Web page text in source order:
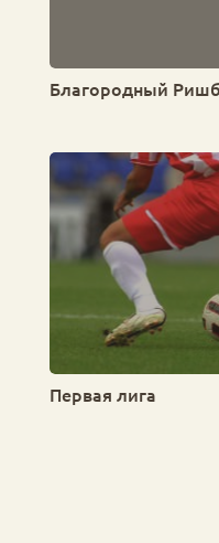
Благородный
Первая лига